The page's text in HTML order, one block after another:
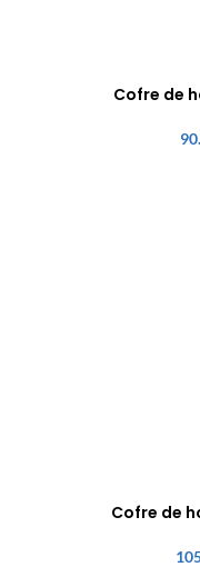
Cofre de
Cofre de